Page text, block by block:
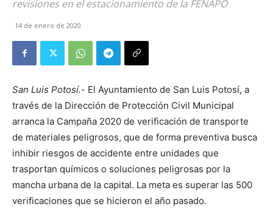
revisiones en el estacionamiento de la FENAPO
14 de enero de 2020
San Luis Potosí.- El Ayuntamiento de San Luis Potosí, a
través de la Dirección de Protección Civil Municipal
arranca la Campaña 2020 de verificación de transporte
de materiales peligrosos, que de forma preventiva busca
inhibir riesgos de accidente entre unidades que
trasportan químicos o soluciones peligrosas por la
mancha urbana de la capital. La meta es superar las 500
verificaciones que se hicieron el año pasado.